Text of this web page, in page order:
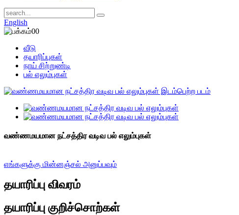
English
வீடு
தயாரிப்புகள்
நாய் சிற்றுண்டி
பல் எலும்புகள்
வண்ணமயமான நட்சத்திர வடிவ பல் எலும்புகள்
எங்களுக்கு மின்னஞ்சல் அனுப்பவும்
தயாரிப்பு விவரம்
தயாரிப்பு குறிச்சொற்கள்